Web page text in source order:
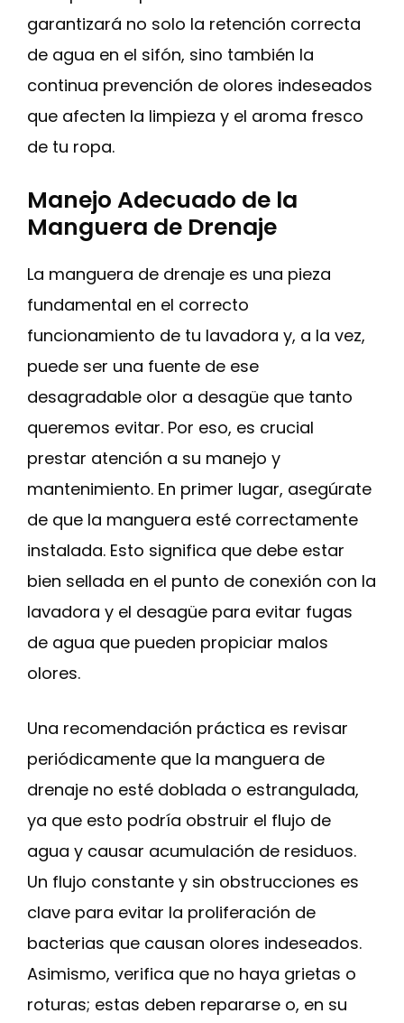
garantizará no solo la retención correcta
de agua en el sifón, sino también la
continua prevención de olores indeseados
que afecten la limpieza y el aroma fresco
de tu ropa.
Manejo Adecuado de la
Manguera de Drenaje
La manguera de drenaje es una pieza
fundamental en el correcto
funcionamiento de tu lavadora y, a la vez,
puede ser una fuente de ese
desagradable olor a desagüe que tanto
queremos evitar. Por eso, es crucial
prestar atención a su manejo y
mantenimiento. En primer lugar, asegúrate
de que la manguera esté correctamente
instalada. Esto significa que debe estar
bien sellada en el punto de conexión con la
lavadora y el desagüe para evitar fugas
de agua que pueden propiciar malos
olores.
Una recomendación práctica es revisar
periódicamente que la manguera de
drenaje no esté doblada o estrangulada,
ya que esto podría obstruir el flujo de
agua y causar acumulación de residuos.
Un flujo constante y sin obstrucciones es
clave para evitar la proliferación de
bacterias que causan olores indeseados.
Asimismo, verifica que no haya grietas o
roturas; estas deben repararse o, en su